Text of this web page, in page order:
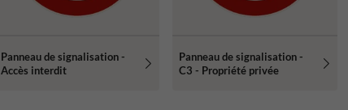
Panneau de signalisation -
Accès interdit
Panneau de signalisation -
C3 - Propriété privée